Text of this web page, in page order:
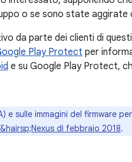
o se sono state
da parte dei clienti di
Play Protect per
e su Google Play Protect,
sulle immagini del firmware
di febbraio 2018.